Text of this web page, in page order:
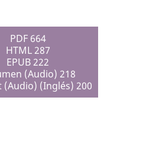
PDF 664
HTML 287
EPUB 222
(Audio) 218
(Audio) (Inglés) 200